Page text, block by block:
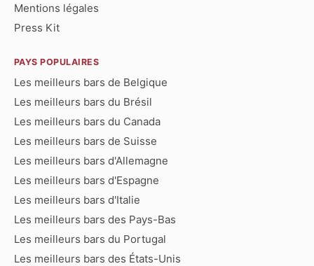
Mentions légales
Press Kit
PAYS POPULAIRES
Les meilleurs bars de Belgique
Les meilleurs bars du Brésil
Les meilleurs bars du Canada
Les meilleurs bars de Suisse
Les meilleurs bars d'Allemagne
Les meilleurs bars d'Espagne
Les meilleurs bars d'Italie
Les meilleurs bars des Pays-Bas
Les meilleurs bars du Portugal
Les meilleurs bars des États-Unis